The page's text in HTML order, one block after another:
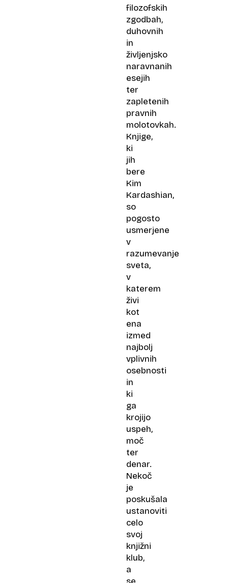
filozofskih
zgodbah,
duhovnih
in
življenjsko
naravnanih
esejih
ter
zapletenih
pravnih
molotovkah.
Knjige,
ki
jih
bere
Kim
Kardashian,
so
pogosto
usmerjene
v
razumevanje
sveta,
v
katerem
živi
kot
ena
izmed
najbolj
vplivnih
osebnosti
in
ki
ga
krojijo
uspeh,
moč
ter
denar.
Nekoč
je
poskušala
ustanoviti
celo
svoj
knjižni
klub,
a